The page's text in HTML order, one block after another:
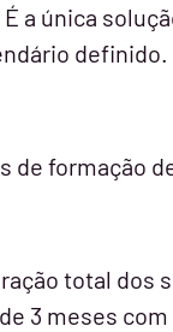
a única
definido.
de formação
total dos
3 meses